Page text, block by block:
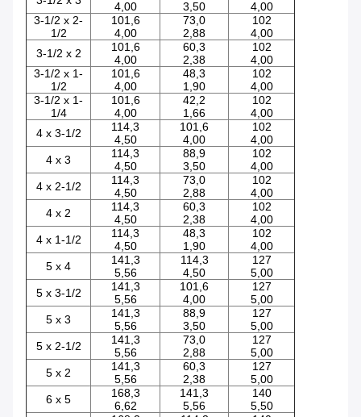
4,00
3,50
4,00
3-1/2 x 2-
1/2
101,6
4,00
73,0
2,88
102
4,00
3-1/2 x 2
101,6
4,00
60,3
2,38
102
4,00
3-1/2 x 1-
1/2
101,6
4,00
48,3
1,90
102
4,00
3-1/2 x 1-
1/4
101,6
4,00
42,2
1,66
102
4,00
4 x 3-1/2
114,3
4,50
101,6
4,00
102
4,00
4 x 3
114,3
4,50
88,9
3,50
102
4,00
4 x 2-1/2
114,3
4,50
73,0
2,88
102
4,00
4 x 2
114,3
4,50
60,3
2,38
102
4,00
4 x 1-1/2
114,3
4,50
48,3
1,90
102
4,00
5 x 4
141,3
5,56
114,3
4,50
127
5,00
5 x 3-1/2
141,3
5,56
101,6
4,00
127
5,00
5 x 3
141,3
5,56
88,9
3,50
127
5,00
5 x 2-1/2
141,3
5,56
73,0
2,88
127
5,00
5 x 2
141,3
5,56
60,3
2,38
127
5,00
6 x 5
168,3
6,62
141,3
5,56
140
5,50